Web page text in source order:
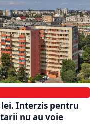
lei. Interzis pentru
nu au voie